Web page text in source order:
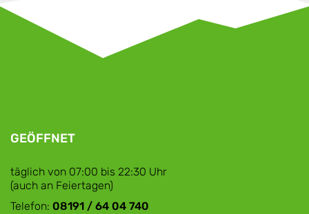
GEÖFFNET
täglich von 07:00 bis 22:30 Uhr
(auch an Feiertagen)
Telefon: 08191 / 64 04 740